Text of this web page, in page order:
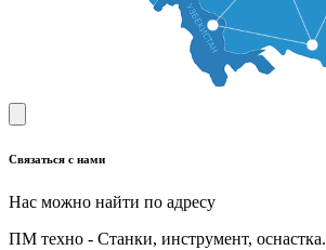
Связаться с нами
Нас можно найти по адресу
ПМ техно - Станки, инструмент, оснастка.